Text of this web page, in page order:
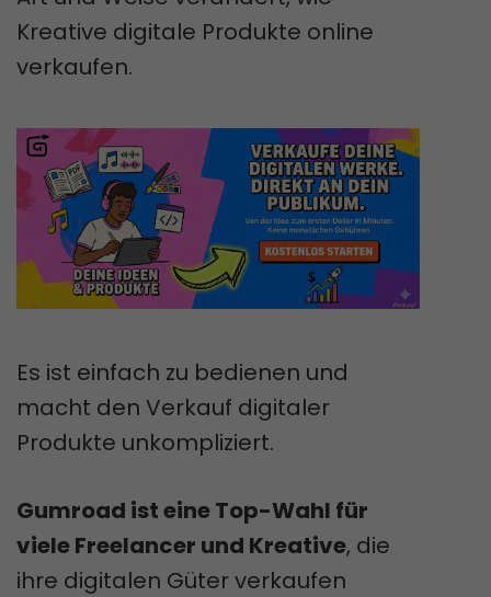
Kreative digitale Produkte online
verkaufen.
Es ist einfach zu bedienen und
macht den Verkauf digitaler
Produkte unkompliziert.
Gumroad ist eine Top-Wahl für
viele Freelancer und Kreative, die
ihre digitalen Güter verkaufen